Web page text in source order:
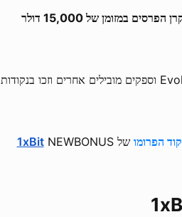
השתתפו בטורניר Oktoberfest 1xBit והתחרו על חלק מקרן הפרסים במזומן של 15,000 דולר
שחקו במשחקי הקזינו האהובים עליכם מ- Evolution Gaming וספקים מובילים אחרים וזכו בנקודות
קוד הפרומו של 1xBitNEWBONUS